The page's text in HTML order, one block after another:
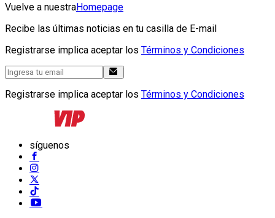
Vuelve a nuestraHomepage
Recibe las últimas noticias en tu casilla de E-mail
Registrarse implica aceptar los Términos y Condiciones
Registrarse implica aceptar los Términos y Condiciones
síguenos